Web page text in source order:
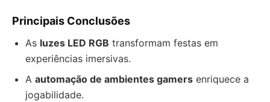
Principais Conclusões
As luzes LED RGB transformam festas em
experiências imersivas.
A automação de ambientes gamers enriquece a
jogabilidade.